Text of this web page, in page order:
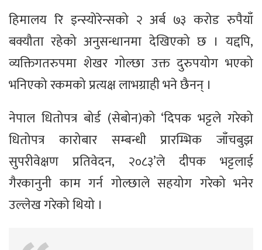
हिमालय रि इन्स्योरेन्सको २ अर्ब ७३ करोड रुपैयाँ
बक्यौता रहेको अनुसन्धानमा देखिएको छ । यद्दपि,
व्यक्तिगतरुपमा शेखर गोल्छा उक्त दुरुपयोग भएको
भनिएको रकमको प्रत्यक्ष लाभग्राही भने छैनन् ।
नेपाल धितोपत्र बोर्ड (सेबोन)को ‘दिपक भट्टले गरेको
धितोपत्र कारोबार सम्बन्धी प्रारम्भिक जाँचबुझ
सुपरीवेक्षण प्रतिवेदन, २०८३’ले दीपक भट्टलाई
गैरकानुनी काम गर्न गोल्छाले सहयोग गरेको भनेर
उल्लेख गरेको थियो ।